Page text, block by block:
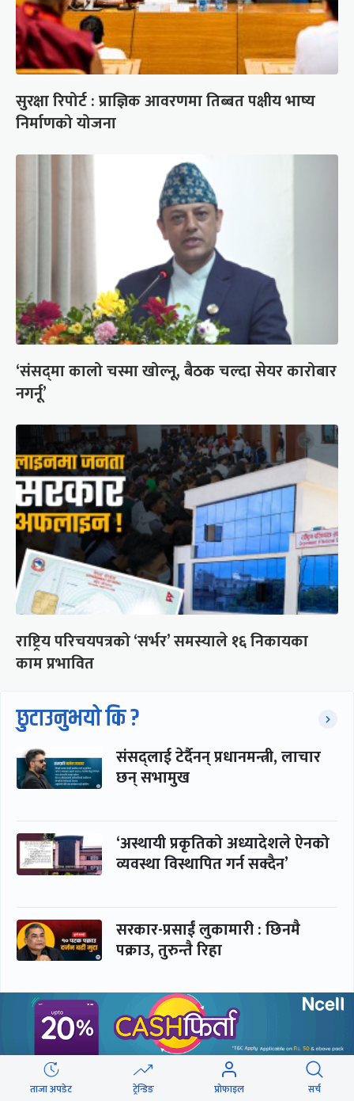
सुरक्षा रिपोर्ट : प्राज्ञिक आवरणमा तिब्बत पक्षीय भाष्य
निर्माणको योजना
‘संसद्‍मा कालो चस्मा खोल्नू, बैठक चल्दा सेयर कारोबार
नगर्नू’
राष्ट्रिय परिचयपत्रको ‘सर्भर’ समस्याले १६ निकायका
काम प्रभावित
छुटाउनुभयो कि ?
संसद्लाई टेर्दैनन् प्रधानमन्त्री, लाचार
छन् सभामुख
‘अस्थायी प्रकृतिको अध्यादेशले ऐनको
व्यवस्था विस्थापित गर्न सक्दैन’
सरकार-प्रसाईं लुकामारी : छिनमै
पक्राउ, तुरुन्तै रिहा
‘कामचलाउ’ नेतृत्वले थलियो स्वास्थ्य
क्षेत्र
ताजा अपडेट ट्रेन्डिङ प्रोफाइल सर्च